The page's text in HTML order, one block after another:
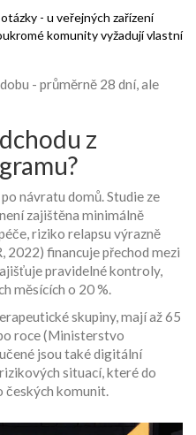
- u veřejných zařízení
komunity vyžadují vlastní
- průměrně 28 dní, ale
z
návratu domů. Studie ze
zajištěna minimálně
riziko relapsu výrazně
2022) financuje přechod mezi
pravidelné kontroly,
měsících o 20 %.
skupiny, mají až 65
roce (Ministerstvo
jsou také digitální
situací, které do
českých komunit.